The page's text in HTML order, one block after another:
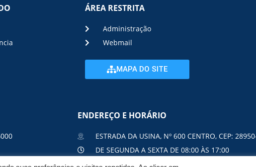
ÁREA RESTRITA
Administração
Webmail
MAPA DO SITE
ENDEREÇO E HORÁRIO
ESTRADA DA USINA, Nº 600 CENTRO, CEP:
DE SEGUNDA A SEXTA DE 08:00 ÀS 17:00